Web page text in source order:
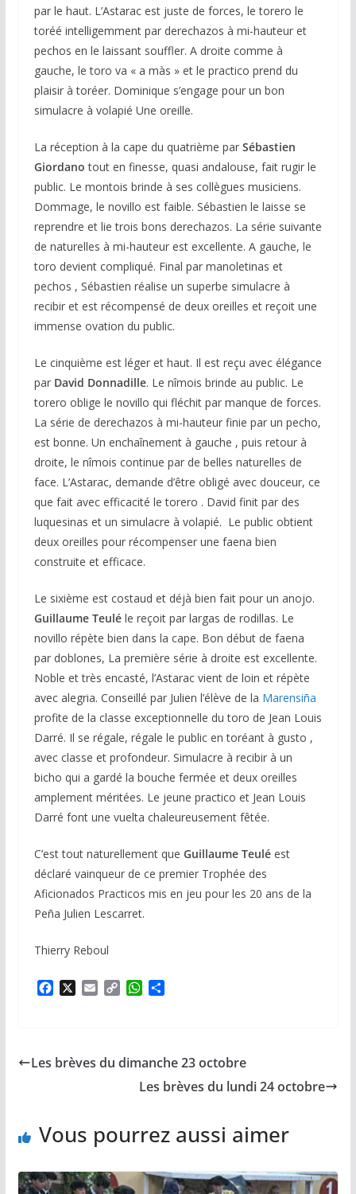
par le haut. L’Astarac est juste de forces, le torero le
toréé intelligemment par derechazos à mi-hauteur et
pechos en le laissant souffler. A droite comme à
gauche, le toro va « a màs » et le practico prend du
plaisir à toréer. Dominique s’engage pour un bon
simulacre à volapié Une oreille.
La réception à la cape du quatrième par Sébastien
Giordano tout en finesse, quasi andalouse, fait rugir le
public. Le montois brinde à ses collègues musiciens.
Dommage, le novillo est faible. Sébastien le laisse se
reprendre et lie trois bons derechazos. La série suivante
de naturelles à mi-hauteur est excellente. A gauche, le
toro devient compliqué. Final par manoletinas et
pechos , Sébastien réalise un superbe simulacre à
recibir et est récompensé de deux oreilles et reçoit une
immense ovation du public.
Le cinquième est léger et haut. Il est reçu avec élégance
par David Donnadille. Le nîmois brinde au public. Le
torero oblige le novillo qui fléchit par manque de forces.
La série de derechazos à mi-hauteur finie par un pecho,
est bonne. Un enchaînement à gauche , puis retour à
droite, le nîmois continue par de belles naturelles de
face. L’Astarac, demande d’être obligé avec douceur, ce
que fait avec efficacité le torero . David finit par des
luquesinas et un simulacre à volapié. Le public obtient
deux oreilles pour récompenser une faena bien
construite et efficace.
Le sixième est costaud et déjà bien fait pour un anojo.
Guillaume Teuléle reçoit par largas de rodillas. Le
novillo répète bien dans la cape. Bon début de faena
par doblones, La première série à droite est excellente.
Noble et très encasté, l’Astarac vient de loin et répète
avec alegria. Conseillé par Julien l’élève de la Marensiña
profite de la classe exceptionnelle du toro de Jean Louis
Darré. Il se régale, régale le public en toréant à gusto ,
avec classe et profondeur. Simulacre à recibir à un
bicho qui a gardé la bouche fermée et deux oreilles
amplement méritées. Le jeune practico et Jean Louis
Darré font une vuelta chaleureusement fêtée.
C’est tout naturellement que Guillaume Teulé est
déclaré vainqueur de ce premier Trophée des
Aficionados Practicos mis en jeu pour les 20 ans de la
Peña Julien Lescarret.
Thierry Reboul
o
i
W
A
p
g
e
Les brèves du dimanche 23 octobre
Les brèves du lundi 24 octobre
Vous pourrez aussi aimer